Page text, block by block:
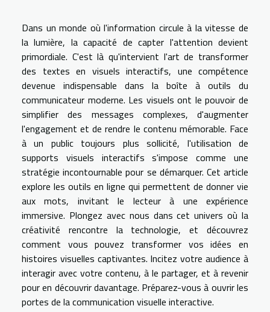
Dans un monde où l'information circule à la vitesse de
la lumière, la capacité de capter l'attention devient
primordiale. C'est là qu'intervient l'art de transformer
des textes en visuels interactifs, une compétence
devenue indispensable dans la boîte à outils du
communicateur moderne. Les visuels ont le pouvoir de
simplifier des messages complexes, d'augmenter
l'engagement et de rendre le contenu mémorable. Face
à un public toujours plus sollicité, l'utilisation de
supports visuels interactifs s'impose comme une
stratégie incontournable pour se démarquer. Cet article
explore les outils en ligne qui permettent de donner vie
aux mots, invitant le lecteur à une expérience
immersive. Plongez avec nous dans cet univers où la
créativité rencontre la technologie, et découvrez
comment vous pouvez transformer vos idées en
histoires visuelles captivantes. Incitez votre audience à
interagir avec votre contenu, à le partager, et à revenir
pour en découvrir davantage. Préparez-vous à ouvrir les
portes de la communication visuelle interactive.